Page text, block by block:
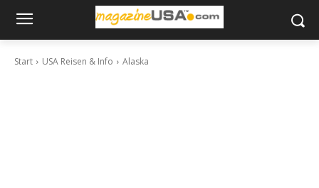
Start USA Reisen & Info Alaska